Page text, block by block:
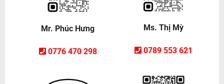
Mr. Phúc Hưng
0776 470 298
Ms. Thị Mỳ
0789 553 621